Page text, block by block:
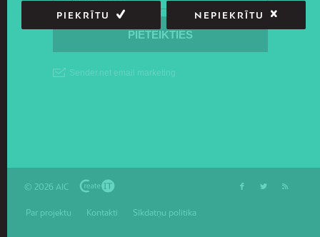
© 2026 AIC
Par projektu Kontakti Sīkdatņu politika
PIEKRĪTU NEPIEKRĪTU